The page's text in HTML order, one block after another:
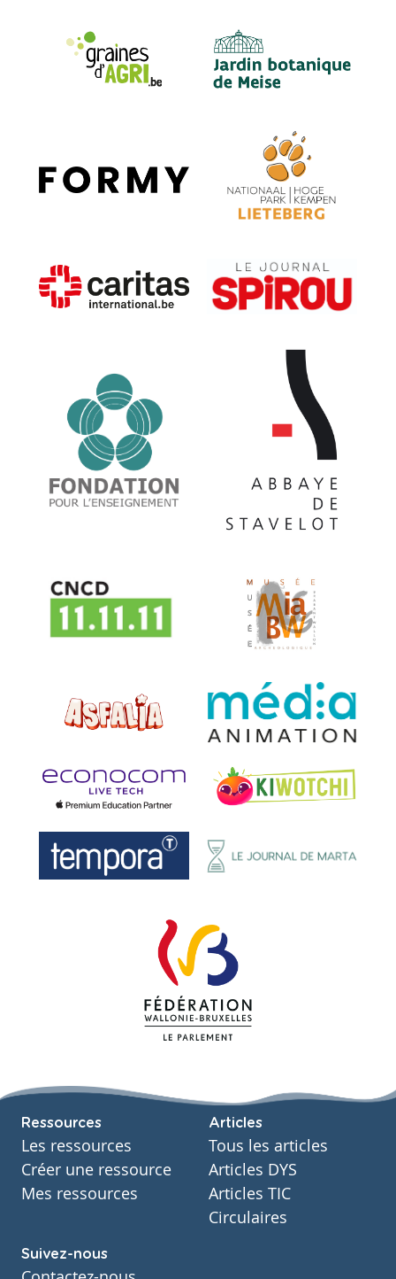
Ressources
Les ressources
Créer une ressource
Mes ressources
Articles
Tous les articles
Articles DYS
Articles TIC
Circulaires
Suivez-nous